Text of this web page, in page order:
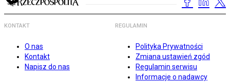
KONTAKT
O nas
Kontakt
Napisz do nas
REGULAMIN
Polityka Prywatności
Zmiana ustawień zgód
Regulamin serwisu
Informacje o nadawcy